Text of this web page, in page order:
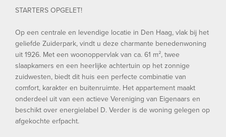
STARTERS OPGELET!
Op een centrale en levendige locatie in Den Haag, vlak bij het
geliefde Zuiderpark, vindt u deze charmante benedenwoning
uit 1926. Met een woonoppervlak van ca. 61 m², twee
slaapkamers en een heerlijke achtertuin op het zonnige
zuidwesten, biedt dit huis een perfecte combinatie van
comfort, karakter en buitenruimte. Het appartement maakt
onderdeel uit van een actieve Vereniging van Eigenaars en
beschikt over energielabel D. Verder is de woning gelegen op
afgekochte erfpacht.